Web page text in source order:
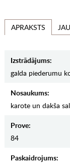
APRAKSTS
Izstrādājums:
galda piederumu
Nosaukums:
karote un dakša
Prove:
84
Paskaidrojums: